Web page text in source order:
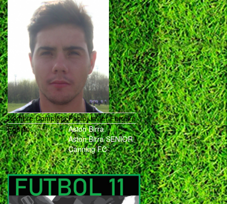
Nombre Completo:Pablo Javier Ferreira
Equipo:
Aston Birra
Aston Birra SENIOR
Canning FC